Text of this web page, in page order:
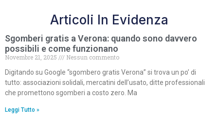
Articoli In Evidenza
Sgomberi gratis a Verona: quando sono davvero
possibili e come funzionano
Novembre 21, 2025
Nessun commento
Digitando su Google “sgombero gratis Verona” si trova un po’ di
tutto: associazioni solidali, mercatini dell’usato, ditte professionali
che promettono sgomberi a costo zero. Ma
Leggi Tutto »